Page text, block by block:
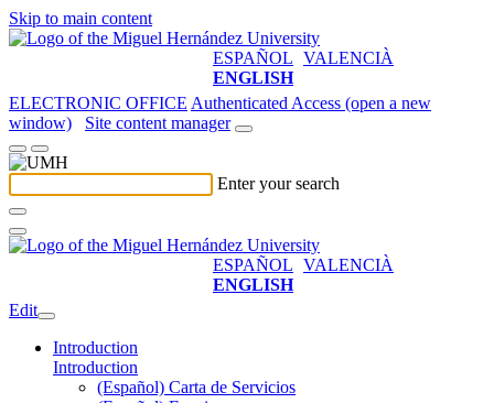
Skip to main content
ESPAÑOL VALENCIÀ
ENGLISH
ELECTRONIC OFFICE Authenticated Access (open a new
window)
Site content manager
Enter your search
ESPAÑOL VALENCIÀ
ENGLISH
Edit
Introduction
Introduction
(Español) Carta de Servicios